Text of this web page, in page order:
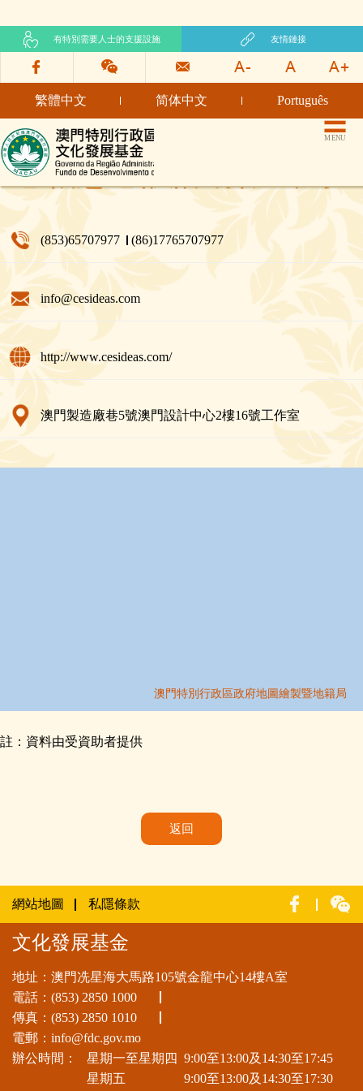
有特別需要人士的支援設施 友情鏈接
繁體中文 简体中文 Português
文化發展基金網頁 MENU
卷柏意念設計有限公司
(853)65707977 (86)17765707977
info@cesideas.com
http://www.cesideas.com/
澳門製造廠巷5號澳門設計中心2樓16號工作室
註：資料由受資助者提供
返回
網站地圖 私隱條款
文化發展基金
地址：澳門冼星海大馬路105號金龍中心14樓A室
電話： (853) 2850 1000
傳真：(853) 2850 1010
電郵： info@fdc.gov.mo
辦公時間： 星期一至星期四 9:00至13:00及14:30至17:45
星期五
9:00至13:00及14:30至17:30